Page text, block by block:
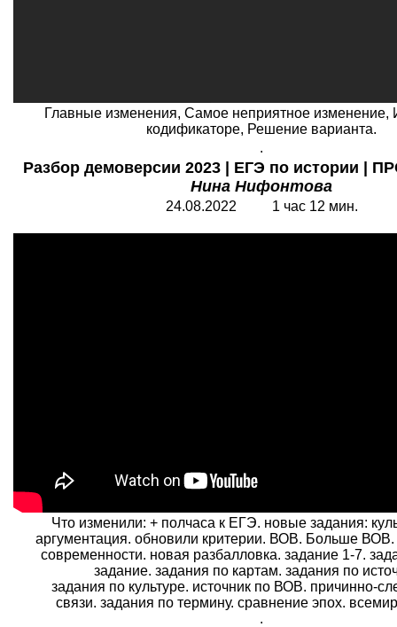
Главные изменения, Самое неприятное изменение,
кодификаторе, Решение варианта.
.
Разбор демоверсии 2023 | ЕГЭ по истории |
Нина Нифонтова
24.08.2022 1 час 12 мин.
Что изменили: + полчаса к ЕГЭ. новые задания:
аргументация. обновили критерии. ВОВ. Больше
современности. новая разбалловка. задание 1-7.
задание. задания по картам. задания по
задания по культуре. источник по ВОВ. причинно-
связи. задания по термину. сравнение эпох.
.